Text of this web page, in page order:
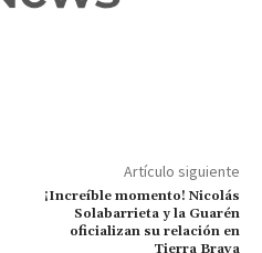
Artículo siguiente
¡Increíble momento! Nicolás
Solabarrieta y la Guarén
oficializan su relación en
Tierra Brava